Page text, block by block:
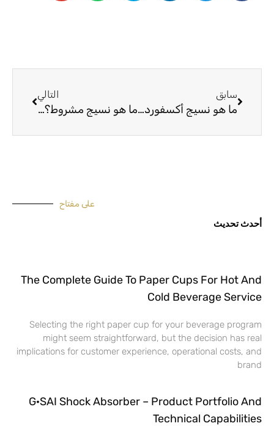
سابق
ما هو نسيج أكسفورد؟ هل قماش أكسفورد مقاوم للماء؟
التالي
ما هو نسيج مشروط؟ ما هي 3 خصائص أقمشة مودال؟
على مفتاح
أحدث تحديث
The Complete Guide To Paper Cups For Hot And
Cold Beverage Service
Selecting the right paper cup for your beverage program
might seem straightforward, but the decision has real
implications for customer experience, operational costs, and
brand
G·SAI Shock Absorber – Product Portfolio And
Technical Capabilities